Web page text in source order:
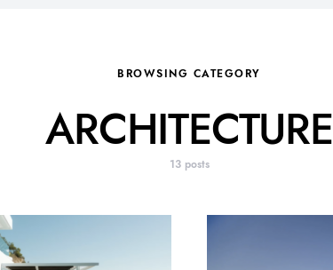
BROWSING CATEGORY
ARCHITECTURE
13 posts